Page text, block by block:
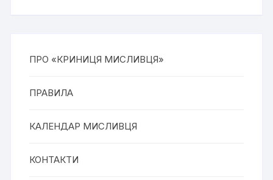
ПРО «КРИНИЦЯ МИСЛИВЦЯ»
ПРАВИЛА
КАЛЕНДАР МИСЛИВЦЯ
КОНТАКТИ